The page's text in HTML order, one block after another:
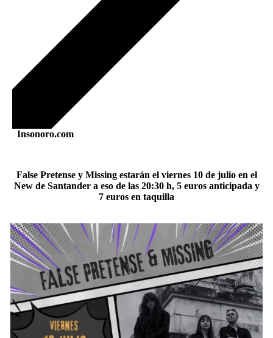
Insonoro.com
False Pretense y Missing estarán el viernes 10 de julio en el
New de Santander a eso de las 20:30 h, 5 euros anticipada y
7 euros en taquilla